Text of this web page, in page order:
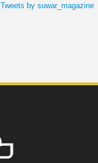
Tweets by suwar_magazine